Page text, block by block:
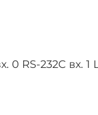
232C вх. 1